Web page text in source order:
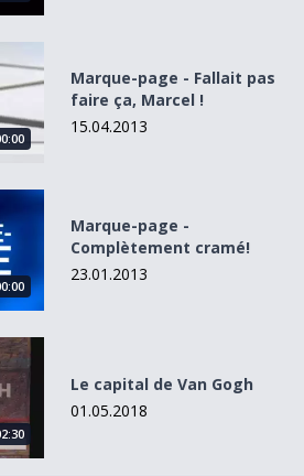
faire ça, Marcel !
Marque-page - Fallait pas
faire ça, Marcel !
15.04.2013
cramé!
Marque-page -
Complètement cramé!
23.01.2013
Le capital de Van Gogh
01.05.2018